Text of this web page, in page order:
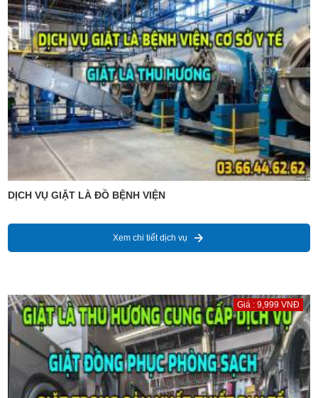
DỊCH VỤ GIẶT LÀ ĐỒ BỆNH VIỆN
Xem chi tiết dịch vụ
Giá : 9,999 VNĐ